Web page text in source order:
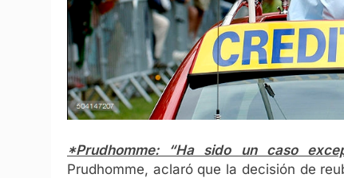
*Prudhomme: “Ha sido un caso
Prudhomme, aclaró que la decisión de